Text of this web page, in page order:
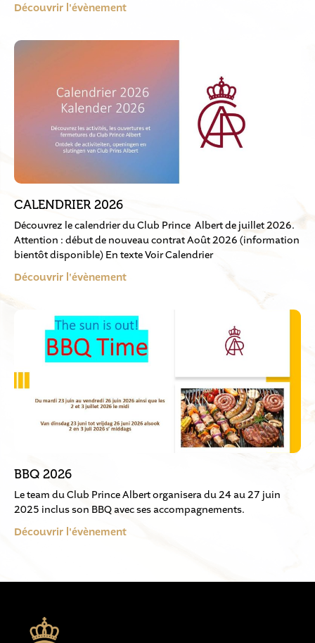
Découvrir l'évènement
CALENDRIER 2026
Découvrez le calendrier du Club Prince Albert de juillet 2026.
Attention : début de nouveau contrat Août 2026 (information
bientôt disponible) En texte Voir Calendrier
Découvrir l'évènement
BBQ 2026
Le team du Club Prince Albert organisera du 24 au 27 juin
2025 inclus son BBQ avec ses accompagnements.
Découvrir l'évènement